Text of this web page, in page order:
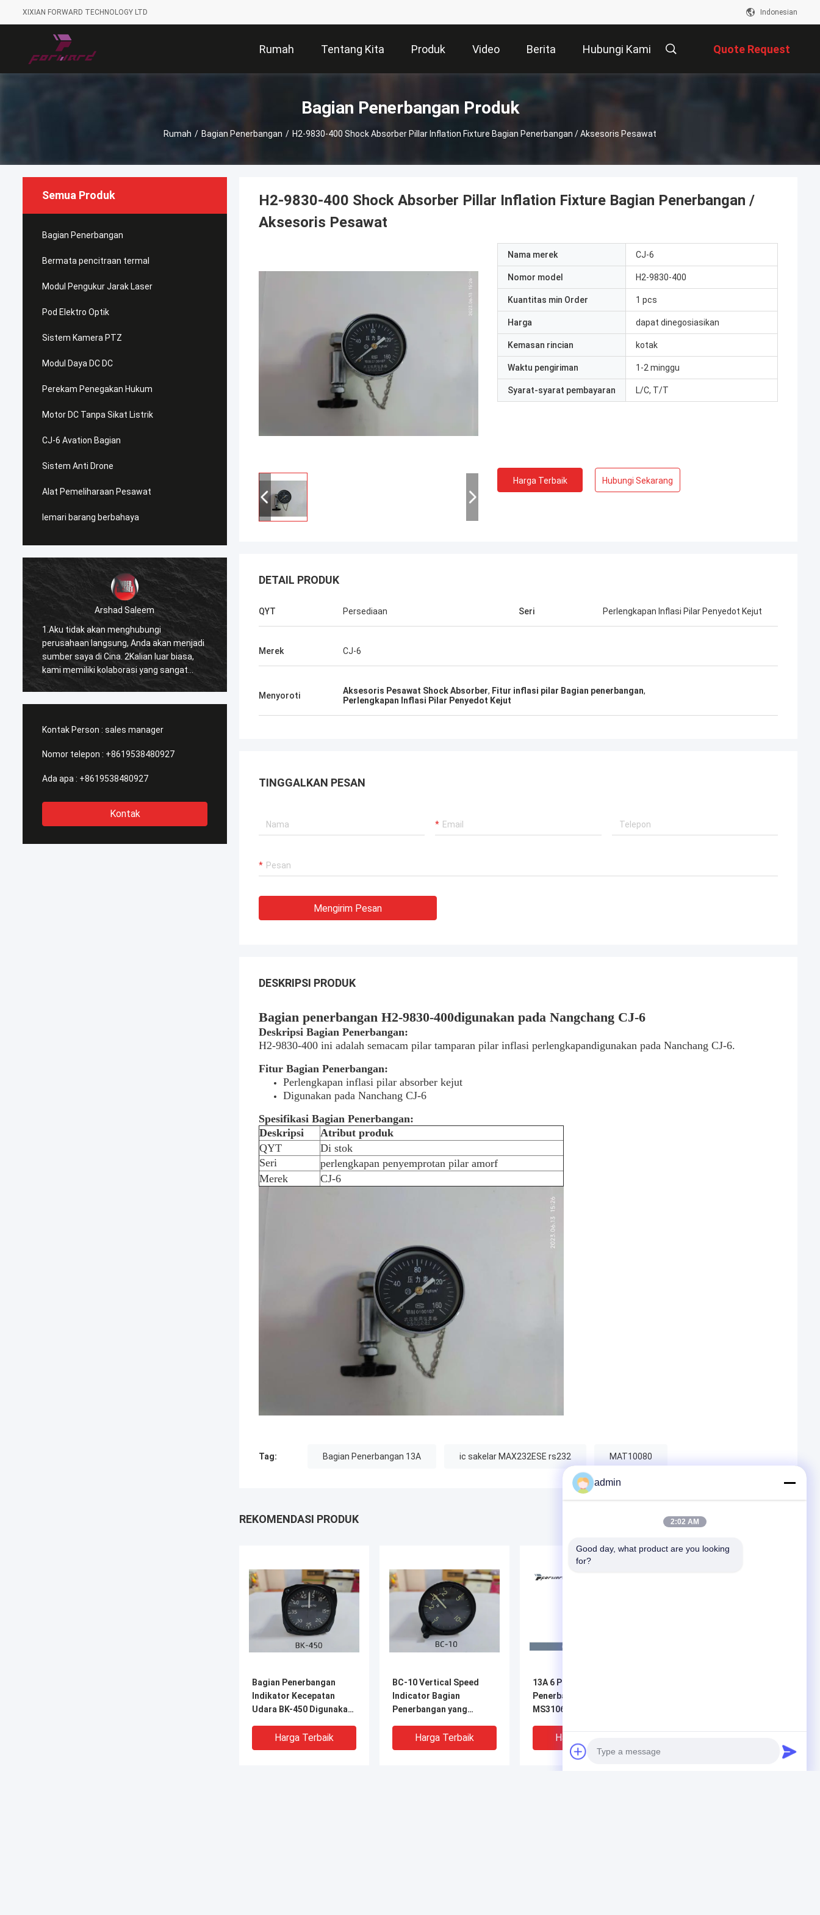
XIXIAN FORWARD TECHNOLOGY LTD Indonesian
Rumah Tentang Kita Produk Video Berita Hubungi Kami Quote Request
Bagian Penerbangan Produk
Rumah / Bagian Penerbangan / H2-9830-400 Shock Absorber Pillar Inflation Fixture Bagian Penerbangan / Aksesoris Pesawat
Semua Produk
Bagian Penerbangan
Bermata pencitraan termal
Modul Pengukur Jarak Laser
Pod Elektro Optik
Sistem Kamera PTZ
Modul Daya DC DC
Perekam Penegakan Hukum
Motor DC Tanpa Sikat Listrik
CJ-6 Avation Bagian
Sistem Anti Drone
Alat Pemeliharaan Pesawat
lemari barang berbahaya
Arshad Saleem
1.Aku tidak akan menghubungi
perusahaan langsung, Anda akan menjadi
sumber saya di Cina. 2Kalian luar biasa,
kami memiliki kolaborasi yang sangat
lancar dan sukses.
Greg Blades
1Layanan terbaik, harga terbaik. 2Semoga
masa depan bersama. 3Karena
pelayananmu sangat baik, aku akan
Forward di antara persaudaraan CJ-6
Kontak Person : sales manager
Nomor telepon : +8619538480927
Ada apa : +8619538480927
Kontak
H2-9830-400 Shock Absorber Pillar Inflation Fixture Bagian Penerbangan /
Aksesoris Pesawat
Nama merek CJ-6
Nomor model H2-9830-400
Kuantitas min Order 1 pcs
Harga dapat dinegosiasikan
Kemasan rincian kotak
Waktu pengiriman 1-2 minggu
Syarat-syarat pembayaran L/C, T/T
Harga Terbaik Hubungi Sekarang
DETAIL PRODUK
QYT Persediaan Seri Perlengkapan Inflasi Pilar Penyedot Kejut
Merek CJ-6
Menyoroti Aksesoris Pesawat Shock Absorber, Fitur inflasi pilar Bagian penerbangan,
Perlengkapan Inflasi Pilar Penyedot Kejut
TINGGALKAN PESAN
Mengirim Pesan
DESKRIPSI PRODUK
Bagian penerbangan H2-9830-400digunakan pada Nangchang CJ-6
Deskripsi Bagian Penerbangan:
H2-9830-400 ini adalah semacam pilar tamparan pilar inflasi perlengkapandigunakan pada Nanchang CJ-6.
Fitur Bagian Penerbangan:
Perlengkapan inflasi pilar absorber kejut
Digunakan pada Nanchang CJ-6
Spesifikasi Bagian Penerbangan:
Deskripsi
Atribut produk
QYT
Di stok
Seri
perlengkapan penyemprotan pilar amorf
Merek
CJ-6
Tag: Bagian Penerbangan 13A ic sakelar MAX232ESE rs232 MAT10080
REKOMENDASI PRODUK
Bagian Penerbangan
Indikator Kecepatan
Udara BK-450 Digunakan
Harga Terbaik
BC-10 Vertical Speed
Indicator Bagian
Penerbangan yang
Harga Terbaik
13A 6 Posisi Bagian
Penerbangan Konektor
MS3106A14S-6S
Harga Terbaik
admin
2:02 AM
Good day, what product are you looking
for?